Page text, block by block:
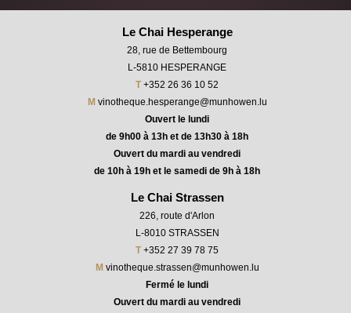
Le Chai Hesperange
28, rue de Bettembourg
L-5810 HESPERANGE
T+352 26 36 10 52
M vinotheque.hesperange@munhowen.lu
Ouvert le lundi
de 9h00 à 13h et de 13h30 à 18h
Ouvert du mardi au vendredi
de 10h à 19h et le samedi de 9h à 18h
Le Chai Strassen
226, route d'Arlon
L-8010 STRASSEN
T+352 27 39 78 75
M vinotheque.strassen@munhowen.lu
Fermé le lundi
Ouvert du mardi au vendredi